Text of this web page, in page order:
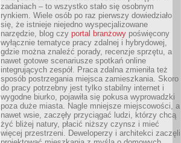
zadaniach – to wszystko stało się osobnym
rynkiem. Wiele osób po raz pierwszy dowiedziało
się, że istnieje niejedno wyspecjalizowane
narzędzie, blog czy portal branżowy poświęcony
wyłącznie tematyce pracy zdalnej i hybrydowej,
gdzie można znaleźć porady, recenzje sprzętu, a
nawet gotowe scenariusze spotkań online
integrujących zespół. Praca zdalna zmieniła też
sposób postrzegania miejsca zamieszkania. Skoro
do pracy potrzebny jest tylko stabilny internet i
wygodne biurko, pojawiła się pokusa wyprowadzki
poza duże miasta. Nagle mniejsze miejscowości, a
nawet wsie, zaczęły przyciągać ludzi, którzy chcą
żyć bliżej natury, płacić niższy czynsz i mieć
więcej przestrzeni. Deweloperzy i architekci zaczęli